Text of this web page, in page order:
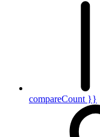
compareCount }}